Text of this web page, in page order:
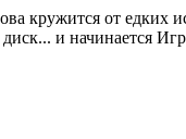
кружится от едких
и начинается